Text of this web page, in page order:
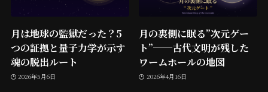
月は地球の監獄だった？5
つの証拠と量子力学が示す
魂の脱出ルート
2026年5月6日
月の裏側に眠る”次元ゲー
ト”──古代文明が残した
ワームホールの地図
2026年4月16日